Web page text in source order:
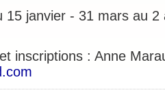
15 janvier - 31 mars au 2
inscriptions : Anne